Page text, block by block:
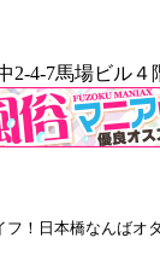
2-4-7馬場ビル４
フ！日本橋なんばオ